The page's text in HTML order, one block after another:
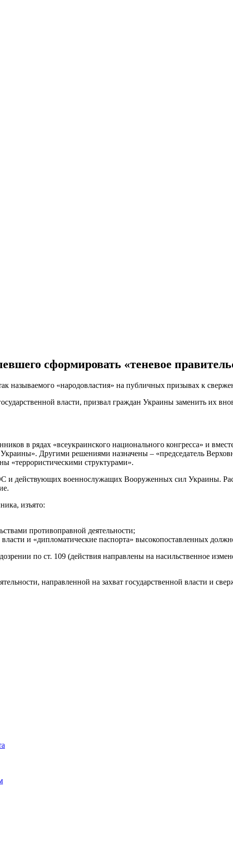
сформировать «теневое
называемого «народовластия» на публичных призывах к
власти, призвал граждан Украины заменить их
в рядах «всеукраинского национального конгресса» и
Другими решениями назначены – «председатель
«террористическими структурами».
и действующих военнослужащих Вооруженных сил Украины.
изъято:
противоправной деятельности;
и «дипломатические паспорта» высокопоставленных
по ст. 109 (действия направлены на насильственное
направленной на захват государственной власти и